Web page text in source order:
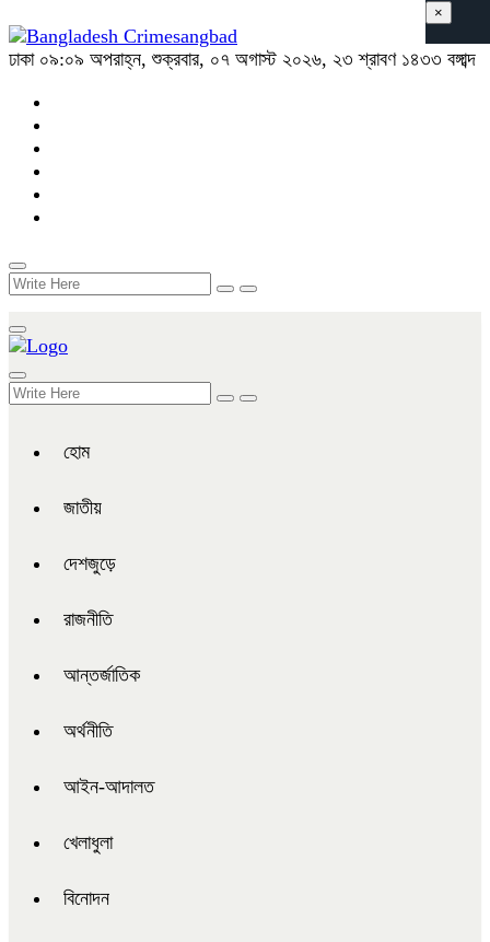
ঢাকা ০৯:০৯ অপরাহ্ন, শুক্রবার, ০৭ অগাস্ট ২০২৬, ২৩ শ্রাবণ ১৪৩৩ বঙ্গাব্দ
হোম
জাতীয়
দেশজুড়ে
রাজনীতি
আন্তর্জাতিক
অর্থনীতি
আইন-আদালত
খেলাধুলা
বিনোদন
×